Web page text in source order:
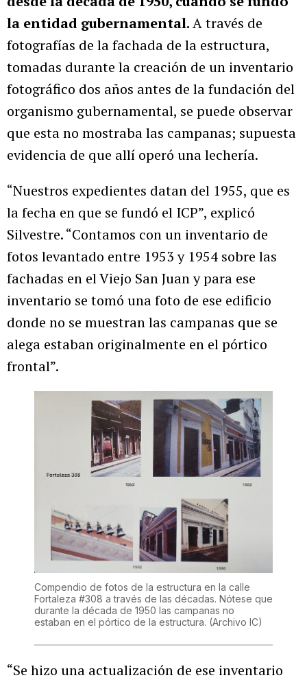
la entidad gubernamental.A través de
fotografías de la fachada de la estructura,
tomadas durante la creación de un inventario
fotográfico dos años antes de la fundación del
organismo gubernamental, se puede observar
que esta no mostraba las campanas; supuesta
evidencia de que allí operó una lechería.
“Nuestros expedientes datan del 1955, que es
la fecha en que se fundó el ICP”, explicó
Silvestre. “Contamos con un inventario de
fotos levantado entre 1953 y 1954 sobre las
fachadas en el Viejo San Juan y para ese
inventario se tomó una foto de ese edificio
donde no se muestran las campanas que se
alega estaban originalmente en el pórtico
frontal”.
Compendio de fotos de la estructura en la calle
Fortaleza #308 a través de las décadas. Nótese que
durante la década de 1950 las campanas no
estaban en el pórtico de la estructura. (Archivo IC)
“Se hizo una actualización de ese inventario